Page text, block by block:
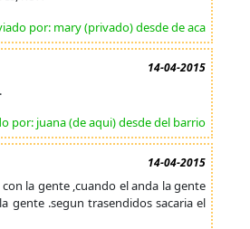
por: mary (privado) desde de aca
14-04-2015
por: juana (de aqui) desde del barrio
14-04-2015
la gente ,cuando el anda la gente
gente .segun trasendidos sacaria el